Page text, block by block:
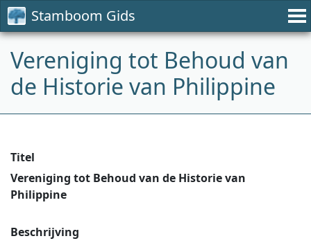
Stamboom Gids
Vereniging tot Behoud van
de Historie van Philippine
Titel
Vereniging tot Behoud van de Historie van
Philippine
Beschrijving